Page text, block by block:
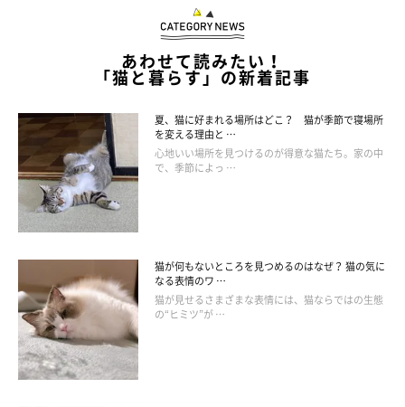
成長期には、子猫の小さな胃や腸で効率的に消化・吸収でき
て、少量でも充分な栄養素のとれる、適切な食事を与える必要が
あります。１才くらいまでは、「子猫用」などの表示のある、成
長期用の総合栄養食のフードを与えることが理想です。
猫は、オスとメスで成長の仕方に大きな差が出ます。成長する
にしたがい、オスのほうが、メスよりも体格が大きくなります。
あわせて読みたい！
「猫と暮らす」の新着記事
夏、猫に好まれる場所はどこ？ 猫が季節で寝場所
を変える理由と …
心地いい場所を見つけるのが得意な猫たち。家の中
で、季節によっ …
猫が何もないところを見つめるのはなぜ？ 猫の気に
なる表情のワ …
猫が見せるさまざまな表情には、猫ならではの生態
の“ヒミツ”が …